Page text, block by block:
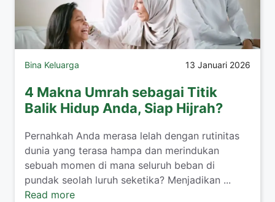
Bina Keluarga 13 Januari 2026
4 Makna Umrah sebagai Titik
Balik Hidup Anda, Siap Hijrah?
​Pernahkah Anda merasa lelah dengan rutinitas
dunia yang terasa hampa dan merindukan
sebuah momen di mana seluruh beban di
pundak seolah luruh seketika? Menjadikan ...
Read more